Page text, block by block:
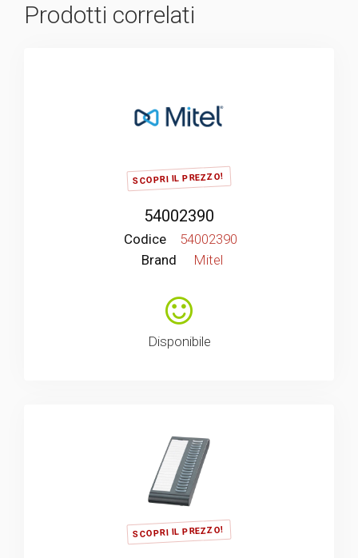
Prodotti correlati
SCOPRI IL PREZZO!
54002390
Codice
54002390
Brand
Mitel
Disponibile
SCOPRI IL PREZZO!